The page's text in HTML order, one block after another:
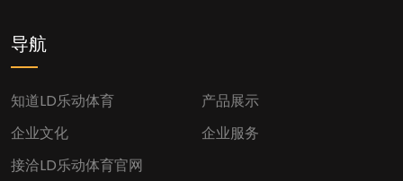
导航
知道LD乐动体育
产品展示
企业文化
企业服务
接洽LD乐动体育官网